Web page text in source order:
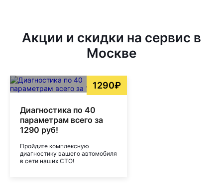
Акции и скидки на сервис в
Москве
1290₽
Диагностика по 40
параметрам всего за
1290 руб!
Пройдите комплексную
диагностику вашего автомобиля
в сети наших СТО!